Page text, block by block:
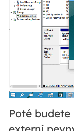
Poté